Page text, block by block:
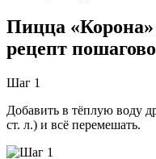
Пицца
рецепт
Шаг 1
Добавить в тёплую воду
ст. л.) и всё перемешать.